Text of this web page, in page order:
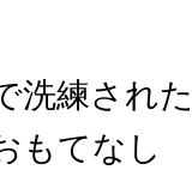
洗練された
もてなし